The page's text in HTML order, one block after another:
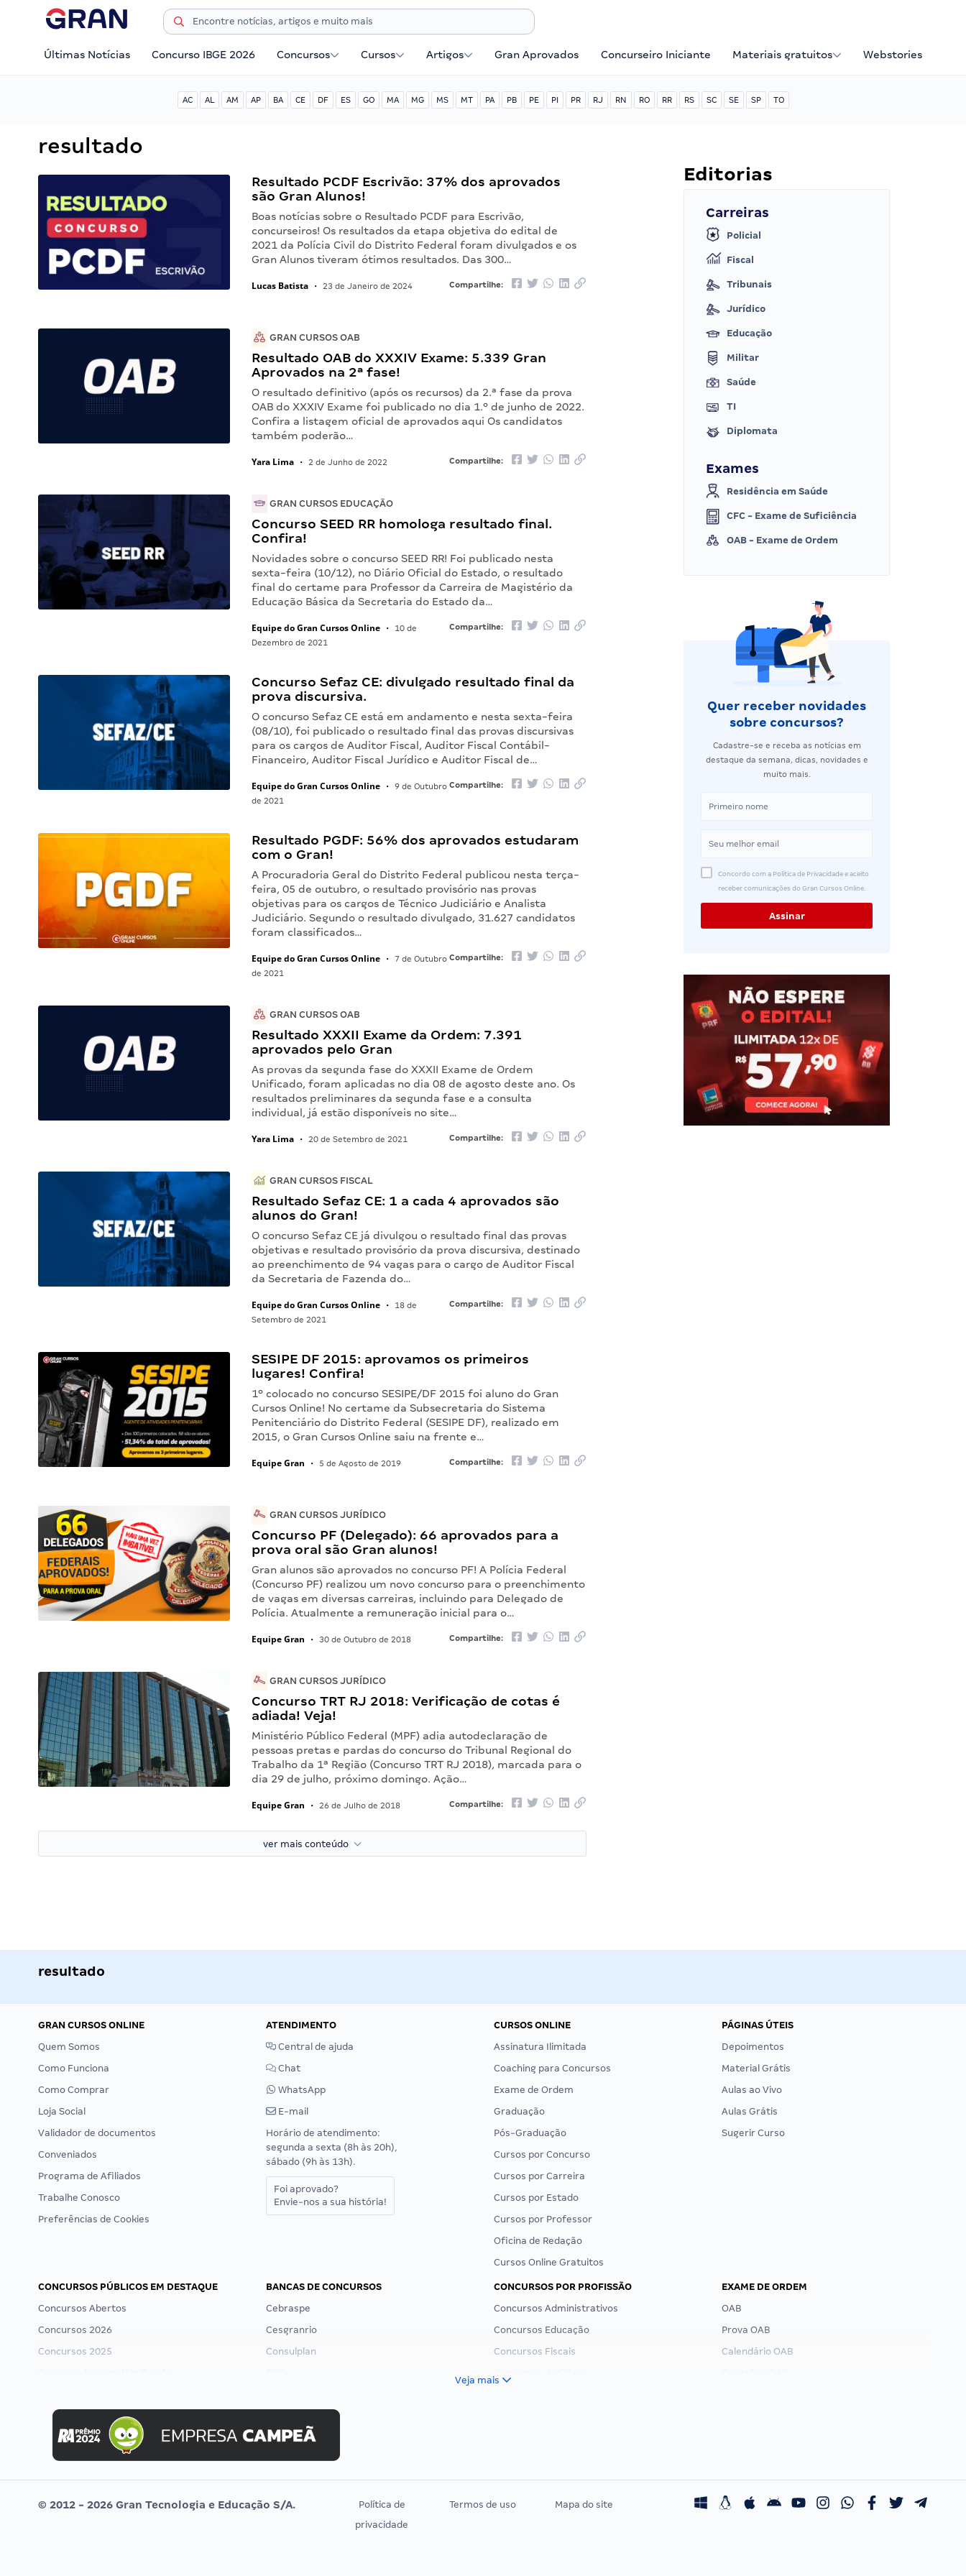
Últimas Notícias Concurso IBGE 2026 Concursos Cursos Artigos Gran Aprovados Concurseiro Iniciante Materiais gratuitos Webstories
AC AL AM AP BA CE DF ES GO MA MG MS MT PA PB PE PI PR RJ RN RO RR RS SC SE SP TO
resultado
Resultado PCDF Escrivão: 37% dos aprovados
são Gran Alunos!
Boas notícias sobre o Resultado PCDF para Escrivão,
concurseiros! Os resultados da etapa objetiva do edital de
2021 da Polícia Civil do Distrito Federal foram divulgados e os
Gran Alunos tiveram ótimos resultados. Das 300…
Lucas Batista • 23 de Janeiro de 2024 Compartilhe:
GRAN CURSOS OAB
Resultado OAB do XXXIV Exame: 5.339 Gran
Aprovados na 2ª fase!
O resultado definitivo (após os recursos) da 2.ª fase da prova
OAB do XXXIV Exame foi publicado no dia 1.º de junho de 2022.
Confira a listagem oficial de aprovados aqui Os candidatos
também poderão…
Yara Lima • 2 de Junho de 2022 Compartilhe:
GRAN CURSOS EDUCAÇÃO
Concurso SEED RR homologa resultado final.
Confira!
Novidades sobre o concurso SEED RR! Foi publicado nesta
sexta-feira (10/12), no Diário Oficial do Estado, o resultado
final do certame para Professor da Carreira de Magistério da
Educação Básica da Secretaria do Estado da…
Equipe do Gran Cursos Online •
10 de
Dezembro de 2021
Compartilhe:
Concurso Sefaz CE: divulgado resultado final da
prova discursiva.
O concurso Sefaz CE está em andamento e nesta sexta-feira
(08/10), foi publicado o resultado final das provas discursivas
para os cargos de Auditor Fiscal, Auditor Fiscal Contábil-
Financeiro, Auditor Fiscal Jurídico e Auditor Fiscal de…
Equipe do Gran Cursos Online •
9 de Outubro
de 2021
Compartilhe:
Resultado PGDF: 56% dos aprovados estudaram
com o Gran!
A Procuradoria Geral do Distrito Federal publicou nesta terça-
feira, 05 de outubro, o resultado provisório nas provas
objetivas para os cargos de Técnico Judiciário e Analista
Judiciário. Segundo o resultado divulgado, 31.627 candidatos
foram classificados…
Equipe do Gran Cursos Online •
7 de Outubro
de 2021
Compartilhe:
GRAN CURSOS OAB
Resultado XXXII Exame da Ordem: 7.391
aprovados pelo Gran
As provas da segunda fase do XXXII Exame de Ordem
Unificado, foram aplicadas no dia 08 de agosto deste ano. Os
resultados preliminares da segunda fase e a consulta
individual, já estão disponíveis no site…
Yara Lima • 20 de Setembro de 2021 Compartilhe:
GRAN CURSOS FISCAL
Resultado Sefaz CE: 1 a cada 4 aprovados são
alunos do Gran!
O concurso Sefaz CE já divulgou o resultado final das provas
objetivas e resultado provisório da prova discursiva, destinado
ao preenchimento de 94 vagas para o cargo de Auditor Fiscal
da Secretaria de Fazenda do…
Equipe do Gran Cursos Online •
18 de
Setembro de 2021
Compartilhe:
SESIPE DF 2015: aprovamos os primeiros
lugares! Confira!
1º colocado no concurso SESIPE/DF 2015 foi aluno do Gran
Cursos Online! No certame da Subsecretaria do Sistema
Penitenciário do Distrito Federal (SESIPE DF), realizado em
2015, o Gran Cursos Online saiu na frente e…
Equipe Gran • 5 de Agosto de 2019 Compartilhe:
GRAN CURSOS JURÍDICO
Concurso PF (Delegado): 66 aprovados para a
prova oral são Gran alunos!
Gran alunos são aprovados no concurso PF! A Polícia Federal
(Concurso PF) realizou um novo concurso para o preenchimento
de vagas em diversas carreiras, incluindo para Delegado de
Polícia. Atualmente a remuneração inicial para o…
Equipe Gran • 30 de Outubro de 2018 Compartilhe:
GRAN CURSOS JURÍDICO
Concurso TRT RJ 2018: Verificação de cotas é
adiada! Veja!
Ministério Público Federal (MPF) adia autodeclaração de
pessoas pretas e pardas do concurso do Tribunal Regional do
Trabalho da 1ª Região (Concurso TRT RJ 2018), marcada para o
dia 29 de julho, próximo domingo. Ação…
Equipe Gran • 26 de Julho de 2018 Compartilhe:
ver mais conteúdo
Editorias
Carreiras
Policial
Fiscal
Tribunais
Jurídico
Educação
Militar
Saúde
TI
Diplomata
Exames
Residência em Saúde
CFC - Exame de Suficiência
OAB - Exame de Ordem
Quer receber novidades
sobre concursos?
Cadastre-se e receba as notícias em
destaque da semana, dicas, novidades e
muito mais.
Concordo com a Política de Privacidade e aceito
receber comunicações do Gran Cursos Online.
resultado
GRAN CURSOS ONLINE
Quem Somos
Como Funciona
Como Comprar
Loja Social
Validador de documentos
Conveniados
Programa de Afiliados
Trabalhe Conosco
Preferências de Cookies
ATENDIMENTO
Central de ajuda
Chat
WhatsApp
E-mail
Horário de atendimento:
segunda a sexta (8h às 20h),
sábado (9h às 13h).
Foi aprovado?
Envie-nos a sua história!
CURSOS ONLINE
Assinatura Ilimitada
Coaching para Concursos
Exame de Ordem
Graduação
Pós-Graduação
Cursos por Concurso
Cursos por Carreira
Cursos por Estado
Cursos por Professor
Oficina de Redação
Cursos Online Gratuitos
PÁGINAS ÚTEIS
Depoimentos
Material Grátis
Aulas ao Vivo
Aulas Grátis
Sugerir Curso
CONCURSOS PÚBLICOS EM DESTAQUE
Concursos Abertos
Concursos 2026
Concursos 2025
Concurso MPU
Editais publicados
BANCAS DE CONCURSOS
Cebraspe
Cesgranrio
Consulplan
Selecon
Uniase
Vunesp
CONCURSOS POR PROFISSÃO
Concursos Administrativos
Concursos Educação
Concursos Fiscais
Residência Multiprofissional
EXAME DE ORDEM
OAB
Prova OAB
Calendário OAB
Veja mais
© 2012 - 2026 Gran Tecnologia e Educação S/A.
Política de
privacidade
Termos de uso Mapa do site